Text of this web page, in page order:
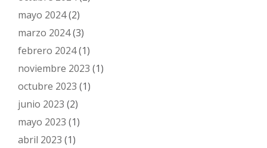
mayo 2024(2)
marzo 2024(3)
febrero 2024(1)
noviembre 2023 (1)
octubre 2023 (1)
junio 2023 (2)
mayo 2023 (1)
abril 2023 (1)